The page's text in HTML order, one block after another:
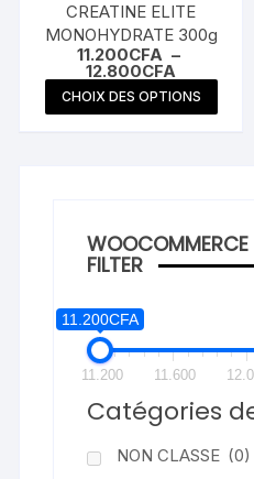
CREATINE ELITE
MONOHYDRATE 300g
11.200CFA –
12.800CFA
de
prix :
11.200CFA
CHOIX DES OPTIONS
sur
la
page
FILTER
11.200CFA
11.200 11.600
Catégories
NON CLASSE (0)